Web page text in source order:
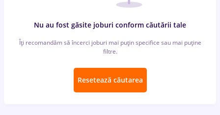
Nu au fost găsite joburi conform căutării tale
Îți recomandăm să încerci joburi mai puțin specifice sau mai puține
filtre.
Resetează căutarea